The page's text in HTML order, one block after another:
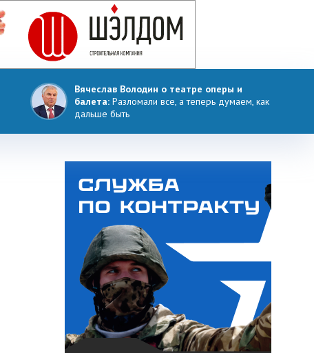
Вячеслав Володин о театре оперы и
балета: Разломали все, а теперь думаем, как
дальше быть